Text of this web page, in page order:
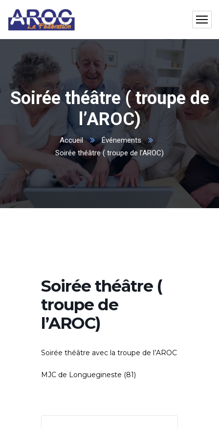
Soirée théâtre ( troupe de
l’AROC)
Accueil
Événements
Soirée théâtre ( troupe de l’AROC)
Soirée théâtre (
troupe de
l’AROC)
Soirée théâtre avec la troupe de l’AROC
MJC de Longuegineste (81)